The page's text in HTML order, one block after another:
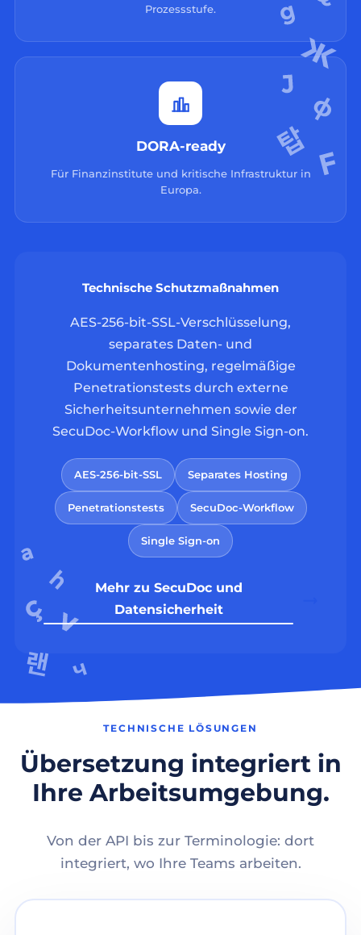
Prozessstufe.
DORA-ready
Für Finanzinstitute und kritische Infrastruktur in
Europa.
Technische Schutzmaßnahmen
AES-256-bit-SSL-Verschlüsselung,
separates Daten- und
Dokumentenhosting, regelmäßige
Penetrationstests durch externe
Sicherheitsunternehmen sowie der
SecuDoc-Workflow und Single Sign-on.
AES-256-bit-SSL Separates Hosting
Penetrationstests SecuDoc-Workflow
Single Sign-on
Mehr zu SecuDoc und
Datensicherheit
TECHNISCHE LÖSUNGEN
Übersetzung integriert in
Ihre Arbeitsumgebung.
Von der API bis zur Terminologie: dort
integriert, wo Ihre Teams arbeiten.